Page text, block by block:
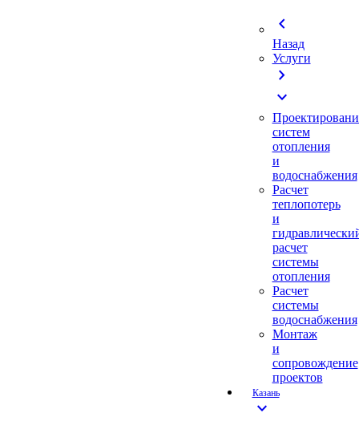
chevron_left
Назад
Услуги
chevron_right
expand_more
систем
отопления
и
водоснабжения
Расчет
теплопотерь
и
расчет
системы
отопления
Расчет
системы
водоснабжения
Монтаж
и
сопровождение
проектов
Казань
expand_more